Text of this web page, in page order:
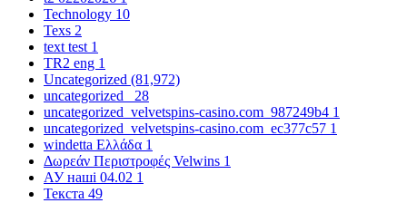
Technology 10
Texs 2
text test 1
TR2 eng 1
Uncategorized (81,972)
uncategorized_ 28
uncategorized_velvetspins-casino.com_987249b4 1
uncategorized_velvetspins-casino.com_ec377c57 1
windetta Ελλάδα 1
Δωρεάν Περιστροφές Velwins 1
АУ наші 04.02 1
Текста 49